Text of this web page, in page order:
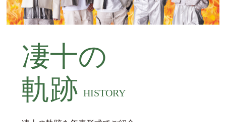
凄十の
軌跡 HISTORY